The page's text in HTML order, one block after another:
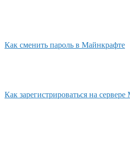
Как сменить пароль в Майнкрафте
Как зарегистрироваться на